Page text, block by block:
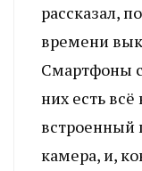
рассказал,
времени
Смартфоны
них есть
встроенный
камера, и,